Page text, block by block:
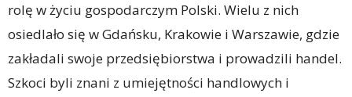
rolę w życiu gospodarczym Polski. Wielu z nich
osiedlało się w Gdańsku, Krakowie i Warszawie, gdzie
zakładali swoje przedsiębiorstwa i prowadzili handel.
Szkoci byli znani z umiejętności handlowych i